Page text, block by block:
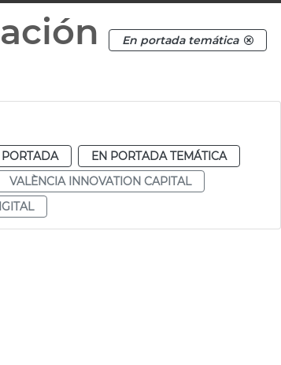
En portada temática
PORTADA
EN PORTADA TEMÁTICA
VALÈNCIA INNOVATION CAPITAL